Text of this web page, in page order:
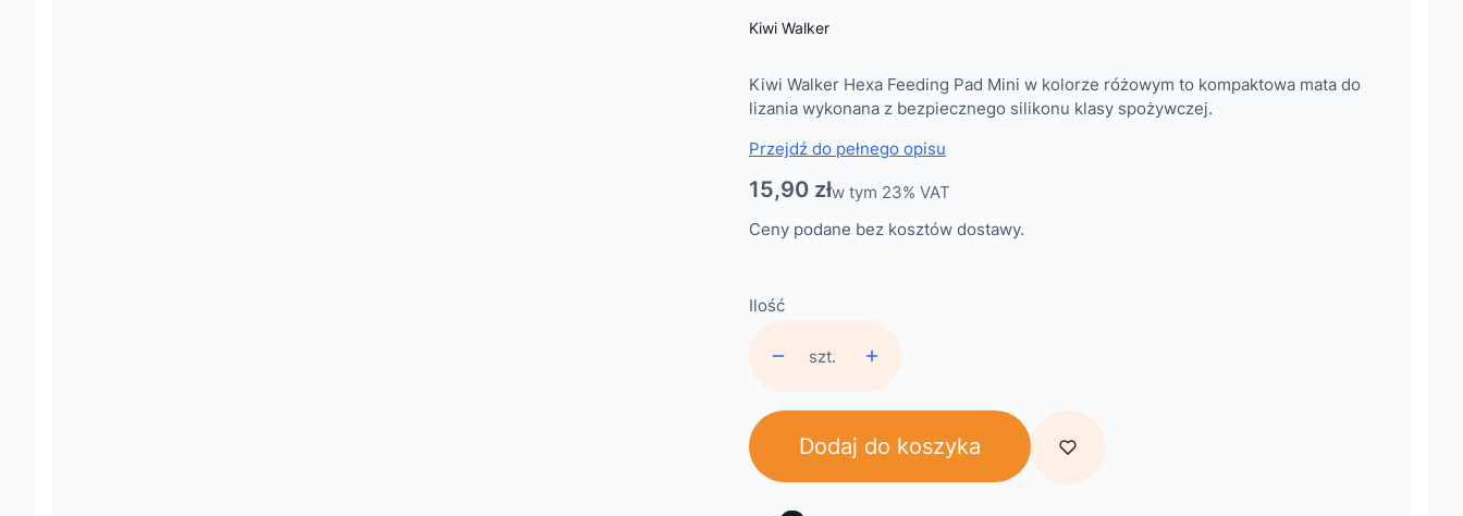
Kiwi Walker
Kiwi Walker Hexa Feeding Pad Mini w kolorze różowym to kompaktowa mata do
lizania wykonana z bezpiecznego silikonu klasy spożywczej.
Przejdź do pełnego opisu
Cena
15,90 złw tym 23% VAT
w tym 23% VAT
Ceny podane bez kosztów dostawy.
Ilość
szt.
Dodaj do koszyka